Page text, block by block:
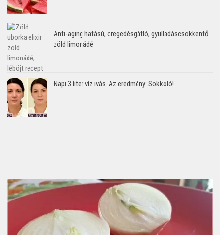
Anti-aging hatású, öregedésgátló, gyulladáscsökkentő
zöld limonádé
Napi 3 liter víz ivás. Az eredmény: Sokkoló!